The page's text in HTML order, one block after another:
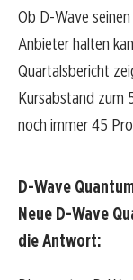
Ob D-Wave
Anbieter halten
Quartalsbericht
Kursabstand zum
noch immer 45
D-Wave
Neue D-Wave
die Antwort: